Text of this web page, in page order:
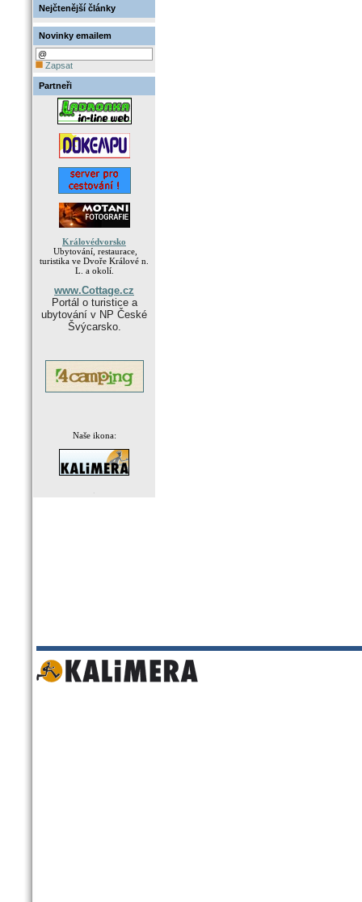
Nejčtenější články
Novinky emailem
Zapsat
Partneři
Královédvorsko
Ubytování, restaurace,
turistika ve Dvoře Králové n.
L. a okolí.
www.Cottage.cz
Portál o turistice a
ubytování v NP České
Švýcarsko.
Naše ikona: